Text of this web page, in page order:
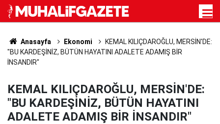
Anasayfa Ekonomi
KEMAL KILIÇDAROĞLU, MERSİN'DE:
"BU KARDEŞİNİZ, BÜTÜN HAYATINI ADALETE ADAMIŞ BİR
İNSANDIR"
KEMAL KILIÇDAROĞLU, MERSİN'DE:
"BU KARDEŞİNİZ, BÜTÜN HAYATINI
ADALETE ADAMIŞ BİR İNSANDIR"